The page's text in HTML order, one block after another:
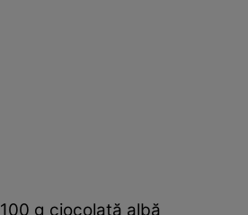
100 g ciocolată albă